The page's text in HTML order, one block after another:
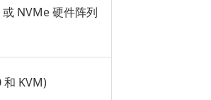
NVMe 硬件阵列
和 KVM)